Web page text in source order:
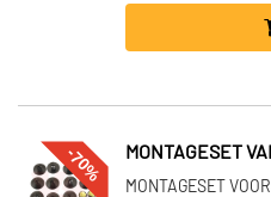
-70% MONTAGESET
MONTAGESET